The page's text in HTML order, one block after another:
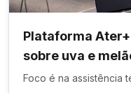
Plataforma
sobre uva e
Foco é na assistência